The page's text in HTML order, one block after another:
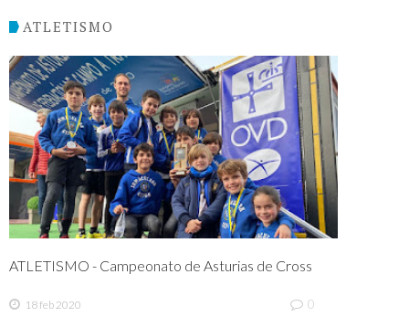
ATLETISMO
ATLETISMO - Campeonato de Asturias de Cross
18 feb 2020 0